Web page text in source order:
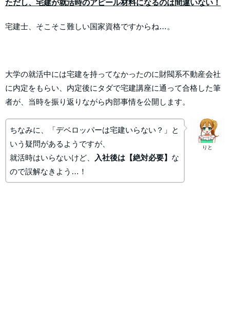
ただし、宅建が就活時のアピール材料になるのは間違いない！
宅建士、そこそこ難しい国家資格ですからね…。
大学の就活中には宅建を持ってなかったのに財閥系不動産会社
に内定をもらい、内定後にタダで宅建講座に通って合格した筆
者が、当時を振り返りながら内部事情を公開します。
りと
ちなみに、「デベロッパーは宅建いらない？」と
いう疑問があるようですが、
就活時はいらないけど、
入社後は【絶対必要】 な
ので誤解なきよう…！